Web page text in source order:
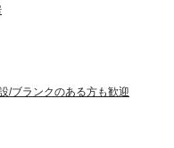
/ブランクのある方も歓迎